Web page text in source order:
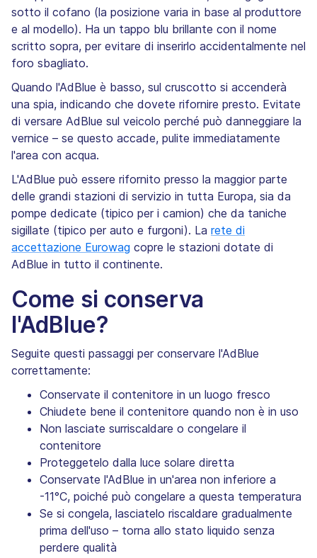
sotto il cofano (la posizione varia in base al produttore
e al modello). Ha un tappo blu brillante con il nome
scritto sopra, per evitare di inserirlo accidentalmente nel
foro sbagliato.
Quando l'AdBlue è basso, sul cruscotto si accenderà
una spia, indicando che dovete rifornire presto. Evitate
di versare AdBlue sul veicolo perché può danneggiare la
vernice – se questo accade, pulite immediatamente
l'area con acqua.
L'AdBlue può essere rifornito presso la maggior parte
delle grandi stazioni di servizio in tutta Europa, sia da
pompe dedicate (tipico per i camion) che da taniche
sigillate (tipico per auto e furgoni). La rete di
accettazione Eurowag copre le stazioni dotate di
AdBlue in tutto il continente.
Come si conserva
l'AdBlue?
Seguite questi passaggi per conservare l'AdBlue
correttamente:
Conservate il contenitore in un luogo fresco
Chiudete bene il contenitore quando non è in uso
Non lasciate surriscaldare o congelare il
contenitore
Proteggetelo dalla luce solare diretta
Conservate l'AdBlue in un'area non inferiore a
-11°C, poiché può congelare a questa temperatura
Se si congela, lasciatelo riscaldare gradualmente
prima dell'uso – torna allo stato liquido senza
perdere qualità